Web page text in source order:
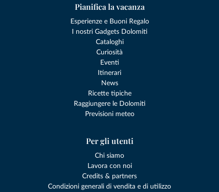
Pianifica la vacanza
Esperienze e Buoni Regalo
I nostri Gadgets Dolomiti
Cataloghi
Curiosità
Eventi
Itinerari
News
Ricette tipiche
Raggiungere le Dolomiti
Previsioni meteo
Per gli utenti
Chi siamo
Lavora con noi
Credits & partners
Condizioni generali di vendita e di utilizzo